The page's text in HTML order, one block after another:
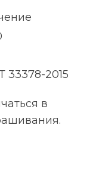
33378-2015
в